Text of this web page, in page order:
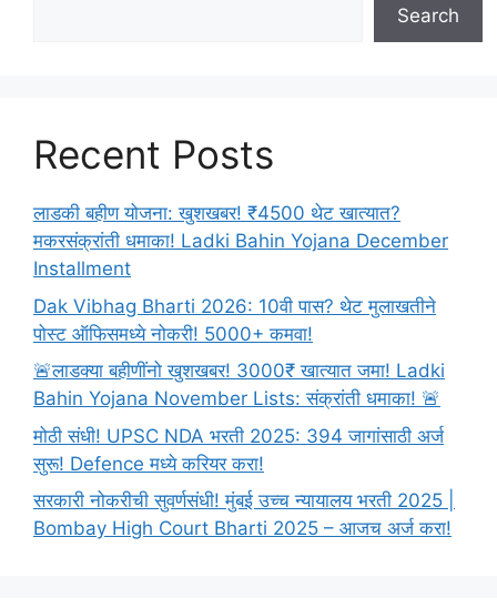
तारीख!
Search
Recent Posts
लाडकी बहीण योजना: खुशखबर! ₹4500 थेट खात्यात?
मकरसंक्रांती धमाका! Ladki Bahin Yojana December
Installment
Dak Vibhag Bharti 2026: 10वी पास? थेट मुलाखतीने
पोस्ट ऑफिसमध्ये नोकरी! 5000+ कमवा!
🚨लाडक्या बहीणींनो खुशखबर! 3000₹ खात्यात जमा! Ladki
Bahin Yojana November Lists: संक्रांती धमाका! 🚨
मोठी संधी! UPSC NDA भरती 2025: 394 जागांसाठी अर्ज
सुरू! Defence मध्ये करियर करा!
सरकारी नोकरीची सुवर्णसंधी! मुंबई उच्च न्यायालय भरती 2025 |
Bombay High Court Bharti 2025 – आजच अर्ज करा!